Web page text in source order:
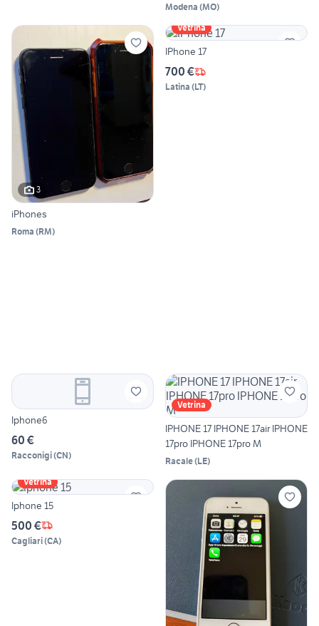
Modena (MO)
3
iPhones
Roma (RM)
Vetrina
IPhone 17
700 €
Latina (LT)
Iphone6
60 €
Racconigi(CN)
Vetrina
IPHONE 17 IPHONE 17air IPHONE
17pro IPHONE 17pro M
Racale(LE)
Vetrina
Iphone 15
500 €
Cagliari(CA)